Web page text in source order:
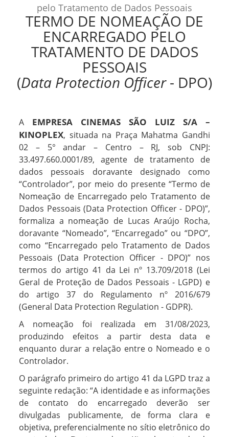
pelo Tratamento de Dados Pessoais
TERMO DE NOMEAÇÃO DE
ENCARREGADO PELO
TRATAMENTO DE DADOS
PESSOAIS
(Data Protection Officer- DPO)
A EMPRESA CINEMAS SÃO LUIZ S/A –
KINOPLEX, situada na Praça Mahatma Gandhi
02 – 5° andar – Centro – RJ, sob CNPJ:
33.497.660.0001/89, agente de tratamento de
dados pessoais doravante designado como
“Controlador”, por meio do presente “Termo de
Nomeação de Encarregado pelo Tratamento de
Dados Pessoais (Data Protection Officer - DPO)”,
formaliza a nomeação de Lucas Araújo Rocha,
doravante “Nomeado”, “Encarregado” ou “DPO”,
como “Encarregado pelo Tratamento de Dados
Pessoais (Data Protection Officer - DPO)” nos
termos do artigo 41 da Lei nº 13.709/2018 (Lei
Geral de Proteção de Dados Pessoais - LGPD) e
do artigo 37 do Regulamento nº 2016/679
(General Data Protection Regulation - GDPR).
A nomeação foi realizada em 31/08/2023,
produzindo efeitos a partir desta data e
enquanto durar a relação entre o Nomeado e o
Controlador.
O parágrafo primeiro do artigo 41 da LGPD traz a
seguinte redação: “A identidade e as informações
de contato do encarregado deverão ser
divulgadas publicamente, de forma clara e
objetiva, preferencialmente no sítio eletrônico do